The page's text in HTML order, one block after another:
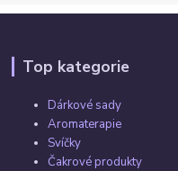
Top kategorie
Dárkové sady
Aromaterapie
Svíčky
Čakrové produkty